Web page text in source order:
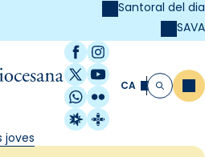
Santoral del dia
SAVA
Facebook
Instagram
X / Twitter
YouTube
WhatsApp
Flickr
Radio Estel
Catalunya
CA Cerca
joves